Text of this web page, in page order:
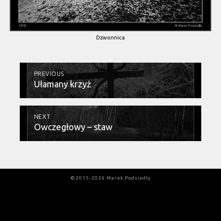
Dzwonnica
PREVIOUS
Ułamany krzyż
NEXT
Owczegłowy – staw
©2015-2026 Marek Podsiadły